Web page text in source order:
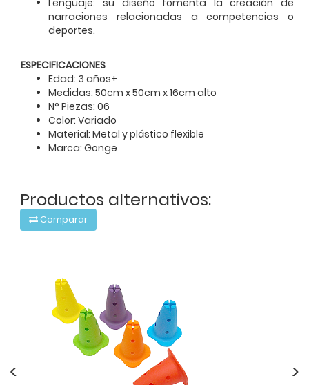
Lenguaje: su diseño fomenta la creación de
narraciones relacionadas a competencias o
deportes.
ESPECIFICACIONES
Edad: 3 años+
Medidas: 50cm x 50cm x 16cm alto
N° Piezas: 06
Color: Variado
Material: Metal y plástico flexible
Marca: Gonge
Productos alternativos:
Comparar
< >